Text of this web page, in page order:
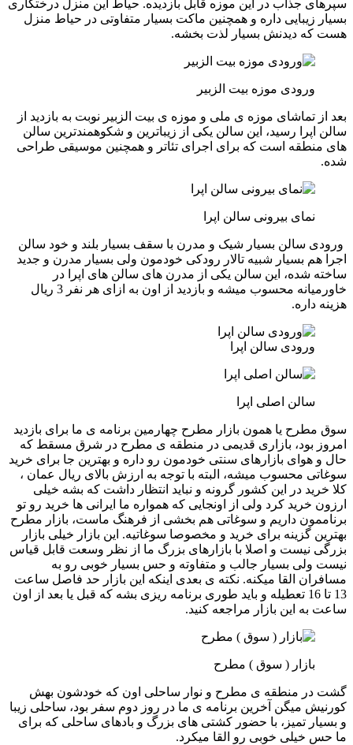
سپرهای جذاب در این موزه قابل بازدیده. حیاط این منزل درختکاری
بسیار زیبایی داره و همچنین ماکت بسیار متفاوتی در حیاط منزل
هست که دیدنش بسیار لذت بخشه.
ورودی موزه بیت الزبیر
بعد از تماشای موزه ی ملی و موزه ی بیت الزبیر نوبت به بازدید از
سالن اپرا رسید، این سالن یکی از زیباترین و شکوهمندترین سالن
های منطقه است که برای اجرای تئاتر و همچنین موسیقی طراحی
شده.
نمای بیرونی سالن اپرا
ورودی سالن بسیار شیک و مدرن با سقف بسیار بلند و خود سالن
اجرا هم بسیار شبیه تالار رودکی خودمون ولی بسیار مدرن و جدید
ساخته شده، این سالن یکی از مدرن های سالن های اپرا در
خاورمیانه محسوب میشه و بازدید از اون به ازای هر نفر 3 ریال
هزینه داره.
ورودی سالن اپرا
سالن اصلی اپرا
سوق مطرح یا همون بازار مطرح چهارمین برنامه ی ما برای بازدید
امروز بود، بازاری قدیمی در منطقه ی مطرح در شرق مسقط که
حال و هوای بازارهای سنتی خودمون رو داره و بهترین جا برای خرید
سوغاتی محسوب میشه، البته با توجه به ارزش بالای ریال عمان ،
کلا خرید در این کشور گرونه و نباید انتظار داشت که بشه خیلی
ارزون خرید کرد ولی از اونجایی که همواره ما ایرانی ها خرید رو تو
برناممون داریم و سوغاتی هم بخشی از فرهنگ ماست، بازار مطرح
بهترین گزینه برای خرید و مخصوصا سوغاتیه. این بازار خیلی بازار
بزرگی نیست و اصلا با بازارهای بزرگ ما از نظر وسعت قابل قیاس
نیست ولی بسیار جالب و متفاوته و حس بسیار خوبی رو به
مسافران القا میکنه. نکته ی بعدی اینکه این بازار حد فاصل ساعت
13 تا 16 تعطیله و باید طوری برنامه ریزی بشه که قبل یا بعد از اون
ساعت به این بازار مراجعه کنید.
بازار ( سوق ) مطرح
گشت در منطقه ی مطرح و نوار ساحلی اون که خودشون بهش
کورنیش میگن آخرین برنامه ی ما در روز دوم سفر بود، ساحلی زیبا
و بسیار تمیز، با حضور کشتی های بزرگ و بادهای ساحلی که برای
ما حس خیلی خوبی رو القا میکرد.